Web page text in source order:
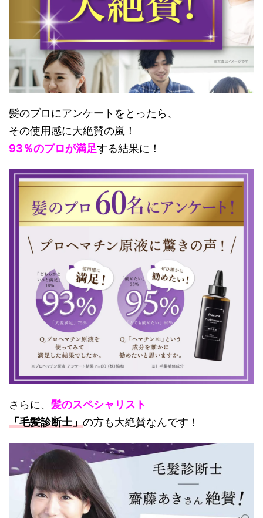
髪のプロにアンケートをとったら、
その使用感に大絶賛の嵐！
93％のプロが満足する結果に！
さらに、 髪のスペシャリスト
「毛髪診断士」の方も大絶賛なんです！